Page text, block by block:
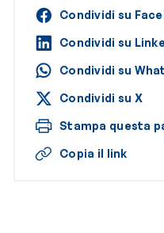
Condividi su
Condividi su
Condividi su
Condividi su X
Stampa questa
Copia il link